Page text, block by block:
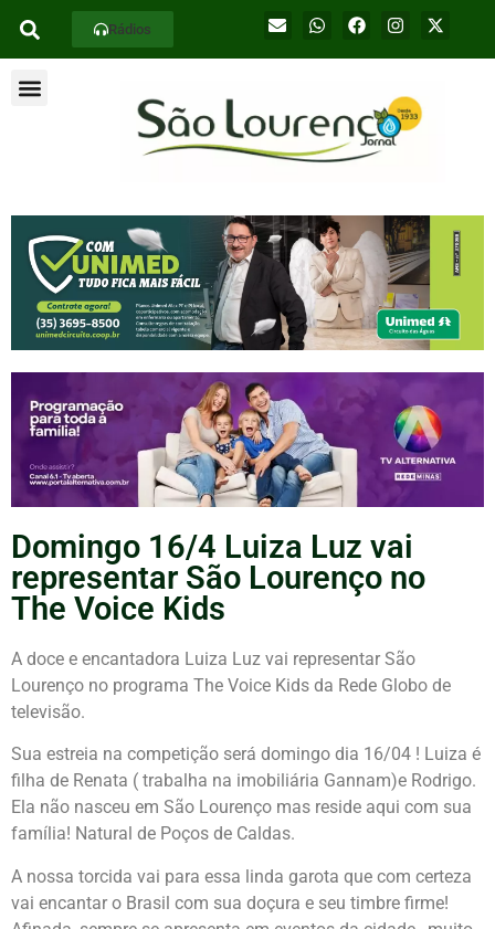
Rádios
Domingo 16/4 Luiza Luz vai
representar São Lourenço no
The Voice Kids
A doce e encantadora Luiza Luz vai representar São
Lourenço no programa The Voice Kids da Rede Globo de
televisão.
Sua estreia na competição será domingo dia 16/04 ! Luiza é
filha de Renata ( trabalha na imobiliária Gannam)e Rodrigo.
Ela não nasceu em São Lourenço mas reside aqui com sua
família! Natural de Poços de Caldas.
A nossa torcida vai para essa linda garota que com certeza
vai encantar o Brasil com sua doçura e seu timbre firme!